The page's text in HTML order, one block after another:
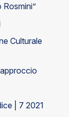
Culturale
| 7 2021